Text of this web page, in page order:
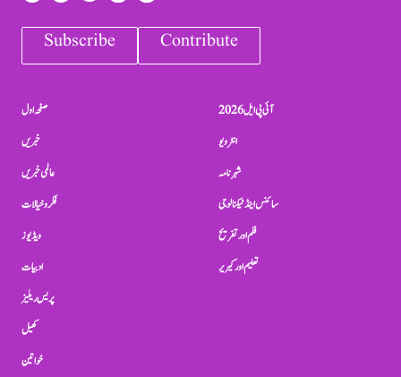
Subscribe Contribute
صفحہ اول
خبریں
عالمی خبریں
فکر و خیالات
ویڈیوز
ادبیات
پریس ریلیز
کھیل
خواتین
آئی پی ایل 2026
انٹرویو
شہرنامہ
سائنس اینڈ ٹیکنالوجی
فلم اور تفریح
تعلیم اور کیریر